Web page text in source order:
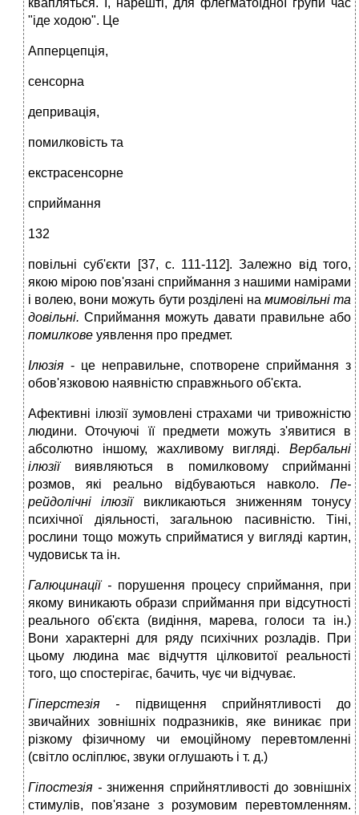
квапляться. І, нарешті, для флегматоїдної групи час
"іде ходою". Це
Апперцепція,
сенсорна
депривація,
помилковість та
екстрасенсорне
сприймання
132
повільні суб'єкти [37, с. 111-112]. Залежно від того,
якою мірою пов'язані сприймання з нашими намірами
і волею, вони можуть бути розділені на мимовільні та
довільні.Сприймання можуть давати правильне або
помилкове уявлення про предмет.
Ілюзія - це неправильне, спотворене сприймання з
обов'язковою наявністю справжнього об'єкта.
Афективні ілюзії зумовлені страхами чи тривожністю
людини. Оточуючі її предмети можуть з'явитися в
абсолютно іншому, жахливому вигляді. Вербальні
ілюзії виявляються в помилковому сприйманні
розмов, які реально відбуваються навколо. Пе-
рейдолічні ілюзії викликаються зниженням тонусу
психічної діяльності, загальною пасивністю. Тіні,
рослини тощо можуть сприйматися у вигляді картин,
чудовиськ та ін.
Галюцинації - порушення процесу сприймання, при
якому виникають образи сприймання при відсутності
реального об'єкта (видіння, марева, голоси та ін.)
Вони характерні для ряду психічних розладів. При
цьому людина має відчуття цілковитої реальності
того, що спостерігає, бачить, чує чи відчуває.
Гіперстезія - підвищення сприйнятливості до
звичайних зовнішніх подразників, яке виникає при
різкому фізичному чи емоційному перевтомленні
(світло осліплює, звуки оглушають і т. д.)
Гіпостезія -зниження сприйнятливості до зовнішніх
стимулів, пов'язане з розумовим перевтомленням.